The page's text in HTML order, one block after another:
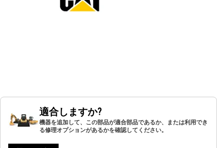
適合しますか?
機器を追加して、この部品が適合部品であるか、または利用でき
る修理オプションがあるかを確認してください。